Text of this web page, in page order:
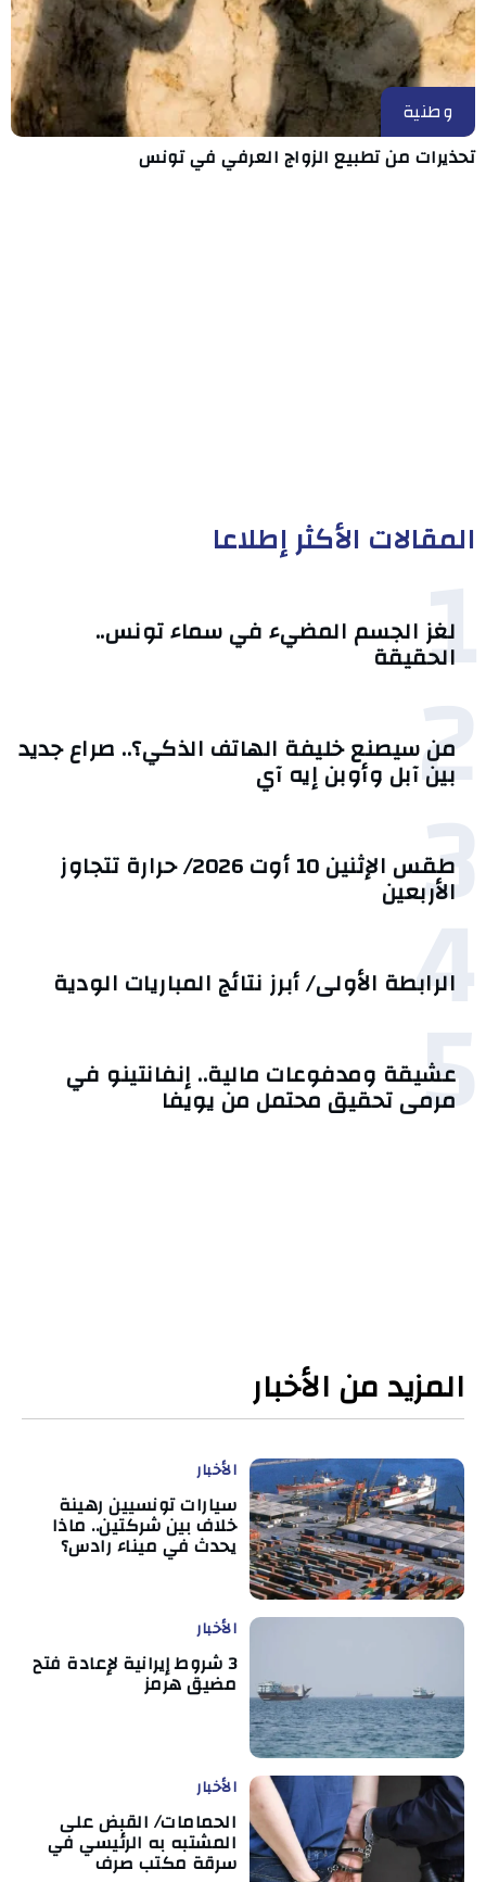
وطنية
تحذيرات من تطبيع الزواج العرفي في تونس
المقالات الأكثر إطلاعا
1
لغز الجسم المضيء في سماء تونس..
الحقيقة
2
من سيصنع خليفة الهاتف الذكي؟.. صراع جديد
بين آبل وأوبن إيه آي
3 طقس الإثنين 10 أوت 2026/ حرارة تتجاوز
الأربعين
4
الرابطة الأولى/ أبرز نتائج المباريات الودية
5
عشيقة ومدفوعات مالية.. إنفانتينو في
مرمى تحقيق محتمل من يويفا
المزيد من الأخبار
الأخبار
سيارات تونسيين رهينة
خلاف بين شركتين.. ماذا
يحدث في ميناء رادس؟
الأخبار
3 شروط إيرانية لإعادة فتح
مضيق هرمز
الأخبار
الحمامات/ القبض على
المشتبه به الرئيسي في
سرقة مكتب صرف